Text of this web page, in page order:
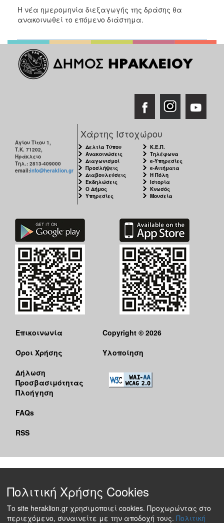
ΠΟΛΙΤΙΣΜΟΣ
ΑΝΘΕΚΤΙΚΗ
Η νέα ημερομηνία διεξαγωγής της δράσης θα
ανακοινωθεί το επόμενο διάστημα.
Αγίου Τίτου 1,
Τ.Κ. 71202,
Ηράκλειο
Τηλ.: 2813-409000
email:info@heraklion.gr
Χάρτης Ιστοχώρου
Δελτία Τύπου
Ανακοινώσεις
Διαγωνισμοί
Προσλήψεις
Διαβουλεύσεις
Εκδηλώσεις
Ο Δήμος
Υπηρεσίες
Κ.Ε.Π.
Τηλέφωνα
e-Υπηρεσίες
e-Αιτήματα
Η Πόλη
Ιστορία
Κνωσός
Μουσεία
Επικοινωνία
Όροι Χρήσης
Δήλωση
Προσβασιμότητας
Πλοήγηση
FAQs
RSS
Copyright © 2026
Υλοποίηση
Πολιτική Χρήσης Cookies
Το site heraklion.gr χρησιμοποιεί cookies. Προχωρώντας στο
περιεχόμενο, συναινείτε με την αποδοχή τους. Πολιτική